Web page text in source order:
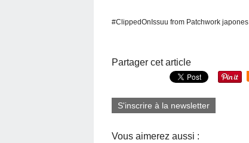
#ClippedOnIssuu from Patchwork japones
Partager cet article
S'inscrire à la newsletter
Vous aimerez aussi :